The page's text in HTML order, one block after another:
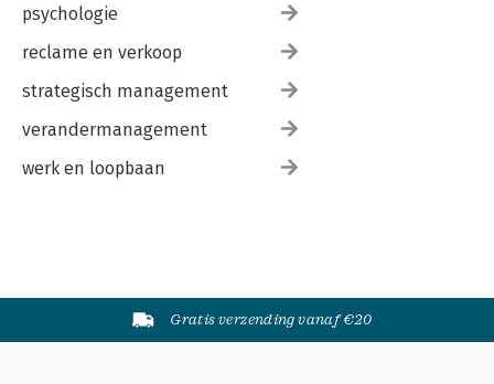
psychologie
reclame en verkoop
strategisch management
verandermanagement
werk en loopbaan
Gratis verzending vanaf €20